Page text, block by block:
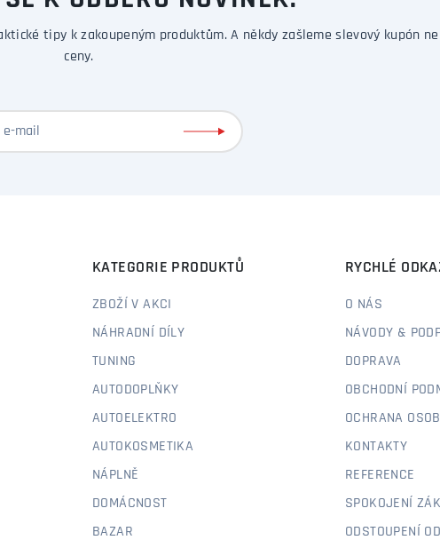
tipy k zakoupeným produktům. A někdy zašleme slevový kupón
ceny.
KATEGORIE PRODUKTŮ
ZBOŽÍ V AKCI
NÁHRADNÍ DÍLY
TUNING
AUTODOPLŇKY
AUTOELEKTRO
AUTOKOSMETIKA
NÁPLNĚ
DOMÁCNOST
BAZAR
RYCHLÉ
O NÁS
NÁVODY &
DOPRAVA
OBCHODNÍ
OCHRANA
KONTAKTY
REFERENCE
SPOKOJENÍ
ODSTOUPENÍ